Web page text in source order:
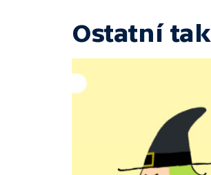
Ostatní